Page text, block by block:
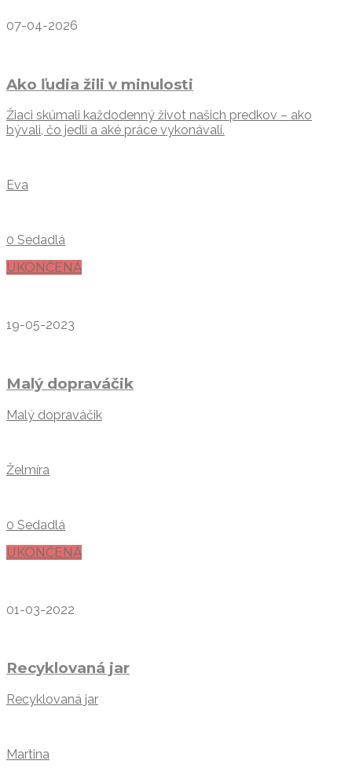
07-04-2026
Ako ľudia žili v minulosti
Žiaci skúmali každodenný život našich predkov – ako
bývali, čo jedli a aké práce vykonávali.
Eva
0 Sedadlá
UKONČENÁ
19-05-2023
Malý dopraváčik
Malý dopraváčik
Želmíra
0 Sedadlá
UKONČENÁ
01-03-2022
Recyklovaná jar
Recyklovaná jar
Martina